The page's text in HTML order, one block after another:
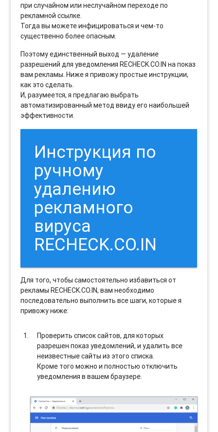
при случайном или неслучайном переходе по
рекламной ссылке.
Тогда вы можете инфицироваться и чем-то
существенно более опасным.
Поэтому единственный выход — удаление
разрешений для уведомления RECHECK.CO.IN на показ
вам рекламы. Ниже я привожу простые инструкции,
как это сделать.
И, разумеется, я предлагаю выбрать
автоматизированный метод ввиду его наибольшей
эффективности.
Инструкция по
ручному
удалению
рекламного
вируса
RECHECK.CO.IN
Для того, чтобы самостоятельно избавиться от
рекламы RECHECK.CO.IN, вам необходимо
последовательно выполнить все шаги, которые я
привожу ниже:
Проверить список сайтов, для которых
разрешен показ уведомлений, и удалить все
неизвестные сайты из этого списка.
Кроме того можно и полностью отключить
уведомления в вашем браузере.